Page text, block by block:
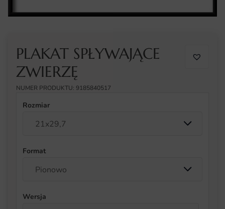
PLAKAT SPŁYWAJĄCE
ZWIERZĘ
NUMER PRODUKTU: 9185840517
Rozmiar
Format
Wersja